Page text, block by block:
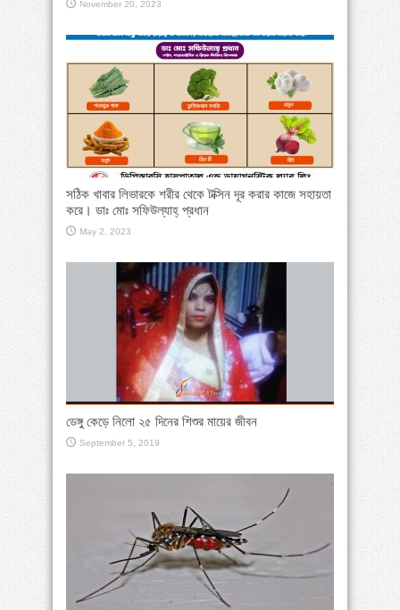
November 20, 2023
সঠিক খাবার লিভারকে শরীর থেকে টক্সিন দূর করার কাজে সহায়তা
করে। ডাঃ মোঃ সফিউল্যাহ্ প্রধান
May 2, 2023
ডেঙ্গু কেড়ে নিলো ২৫ দিনের শিশুর মায়ের জীবন
September 5, 2019